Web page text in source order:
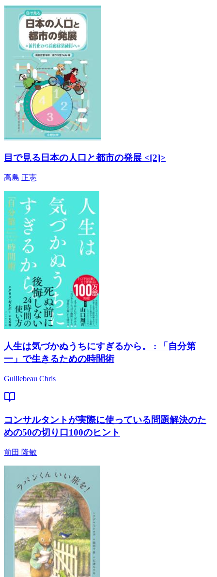
目で見る日本の人口と都市の発展 <[2]>
高島 正憲
人生は気づかぬうちにすぎるから。 : 「自分第
一」で生きるための時間術
Guillebeau Chris
コンサルタントが実際に使っている問題解決のた
めの50の切り口100のヒント
前田 隆敏